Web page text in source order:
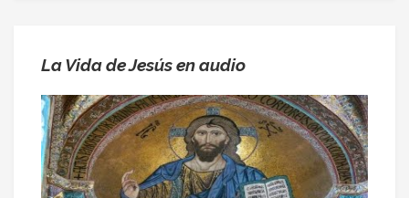
La Vida de Jesús en audio